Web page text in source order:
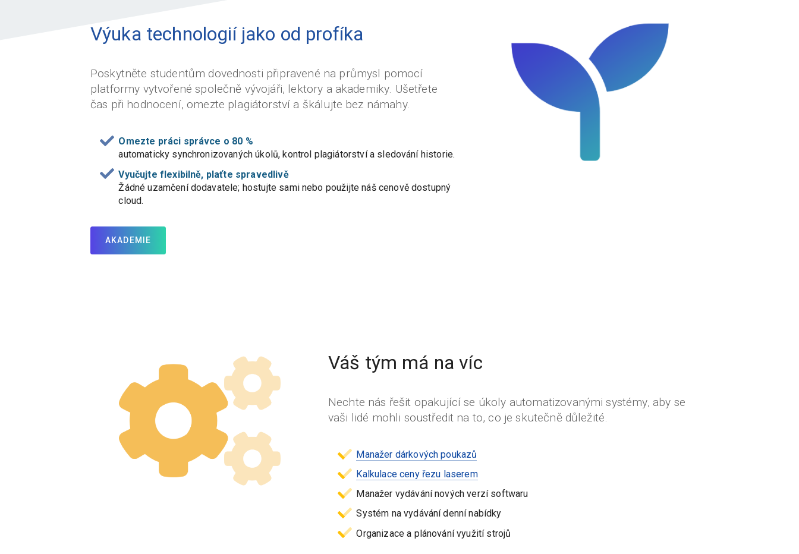
Výuka technologií jako od profíka
Poskytněte studentům dovednosti připravené na průmysl pomocí
platformy vytvořené společně vývojáři, lektory a akademiky. Ušetřete
čas při hodnocení, omezte plagiátorství a škálujte bez námahy.
Omezte práci správce o 80 %
automaticky synchronizovaných úkolů, kontrol plagiátorství a sledování historie.
Vyučujte flexibilně, plaťte spravedlivě
Žádné uzamčení dodavatele; hostujte sami nebo použijte náš cenově dostupný
cloud.
AKADEMIE
Váš tým má na víc
Nechte nás řešit opakující se úkoly automatizovanými systémy, aby se
vaši lidé mohli soustředit na to, co je skutečně důležité.
Manažer dárkových poukazů
Kalkulace ceny řezu laserem
Manažer vydávání nových verzí softwaru
Systém na vydávání denní nabídky
Organizace a plánování využití strojů